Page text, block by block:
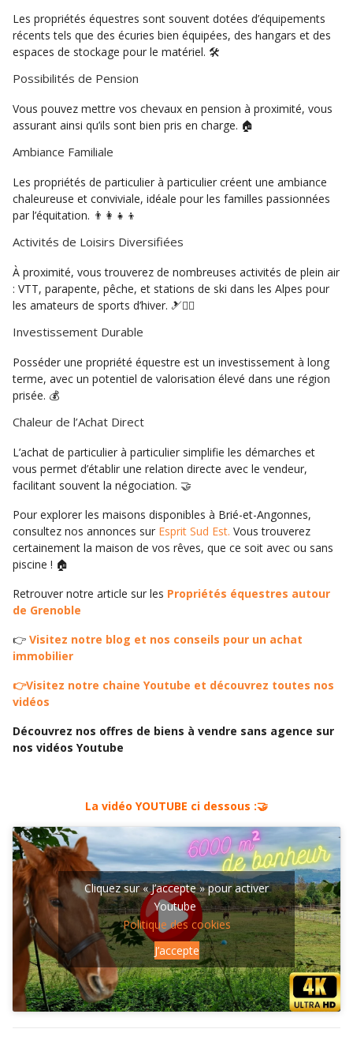
Les propriétés équestres sont souvent dotées d’équipements
récents tels que des écuries bien équipées, des hangars et des
espaces de stockage pour le matériel. 🛠️
Possibilités de Pension
Vous pouvez mettre vos chevaux en pension à proximité, vous
assurant ainsi qu’ils sont bien pris en charge. 🏠
Ambiance Familiale
Les propriétés de particulier à particulier créent une ambiance
chaleureuse et conviviale, idéale pour les familles passionnées
par l’équitation. 👨‍👩‍👧‍👦
Activités de Loisirs Diversifiées
À proximité, vous trouverez de nombreuses activités de plein air
: VTT, parapente, pêche, et stations de ski dans les Alpes pour
les amateurs de sports d’hiver. 🎿🚵‍♂️
Investissement Durable
Posséder une propriété équestre est un investissement à long
terme, avec un potentiel de valorisation élevé dans une région
prisée. 💰
Chaleur de l’Achat Direct
L’achat de particulier à particulier simplifie les démarches et
vous permet d’établir une relation directe avec le vendeur,
facilitant souvent la négociation. 🤝
Pour explorer les maisons disponibles à Brié-et-Angonnes,
consultez nos annonces sur Esprit Sud Est. Vous trouverez
certainement la maison de vos rêves, que ce soit avec ou sans
piscine ! 🏠
Retrouver notre article sur les Propriétés équestres autour
de Grenoble
👉 Visitez notre blog et nos conseils pour un achat
immobilier
👉Visitez notre chaine Youtube et découvrez toutes nos
vidéos
Découvrez nos offres de biens à vendre sans agence sur
nos vidéos Youtube
La vidéo YOUTUBE ci dessous :🤝
Cliquez sur « J’accepte » pour activer
Youtube
Politique des cookies
J’accepte